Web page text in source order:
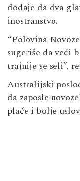
dodaje da dva
inostranstvo.
“Polovina
sugeriše da
trajnije se seli”,
Australijski
da zaposle
plaće i bolje